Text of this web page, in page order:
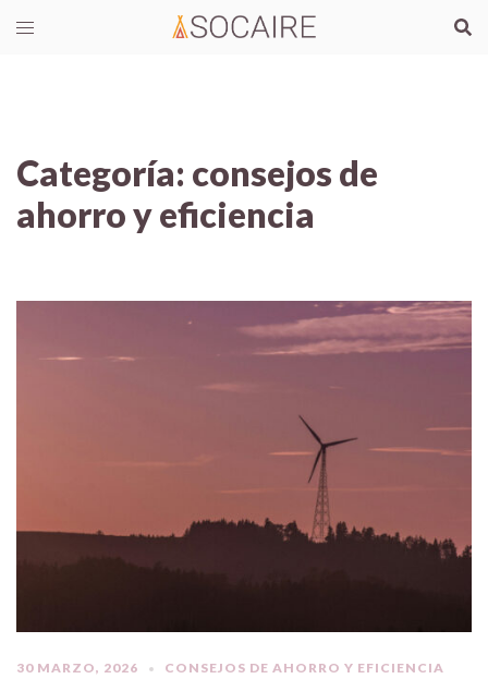
Categoría: consejos de
ahorro y eficiencia
30 MARZO, 2026 CONSEJOS DE AHORRO Y EFICIENCIA